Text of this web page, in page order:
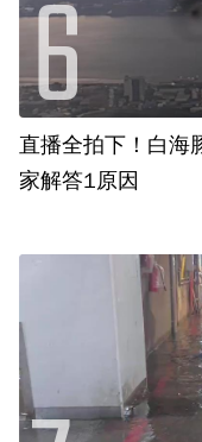
直播全拍下！白海
家解答1原因